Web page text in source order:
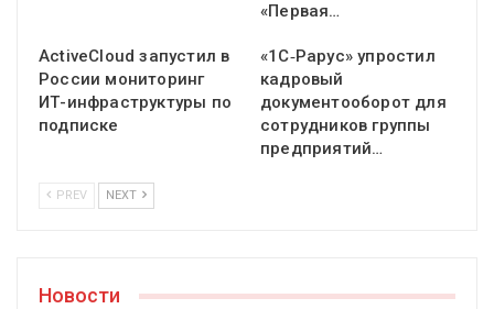
«Первая…
ActiveCloud запустил в
России мониторинг
ИТ-инфраструктуры по
подписке
«1С‑Рарус» упростил
кадровый
документооборот для
сотрудников группы
предприятий…
PREV NEXT
Новости